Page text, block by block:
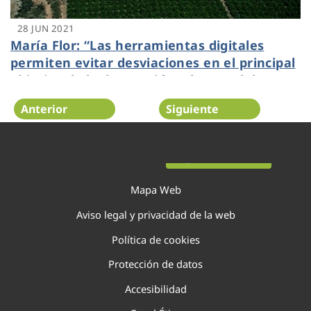
28 JUN 2021
María Flor: “Las herramientas digitales
permiten evitar desviaciones en el principal
objetivo de la depuración: el control de
calidad del agua”
Anterior Siguiente
Mapa Web
Aviso legal y privacidad de la web
Política de cookies
Protección de datos
Accesibilidad